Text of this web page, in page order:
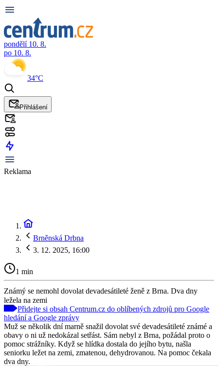
pondělí 10. 8.
po 10. 8.
34°C
Přihlášení
Reklama
Brněnská Drbna
3. 12. 2025, 16:00
1 min
Známý se nemohl dovolat devadesátileté ženě z Brna. Dva dny
ležela na zemi
Přidejte si obsah Centrum.cz do oblíbených zdrojů pro Google
hledání a Google zprávy
Muž se několik dní marně snažil dovolat své devadesátileté známé a
obavy o ni už nedokázal setřást. Sám nebyl z Brna, požádal proto o
pomoc strážníky. Když se hlídka dostala do jejího bytu, našla
seniorku ležet na zemi, zmatenou, dehydrovanou. Na pomoc čekala
dva dny.